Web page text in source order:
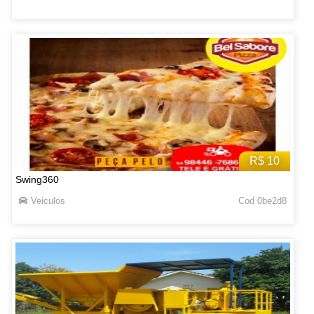
R$ 10
Swing360
Veiculos Cod 0be2d8